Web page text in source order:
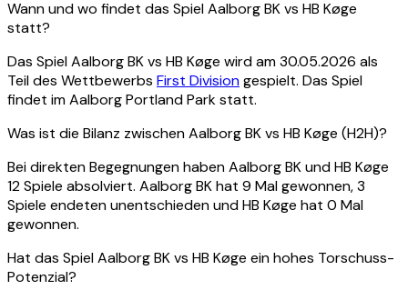
Wann und wo findet das Spiel Aalborg BK vs HB Køge
statt?
Das Spiel Aalborg BK vs HB Køge wird am 30.05.2026 als
Teil des Wettbewerbs First Divisiongespielt. Das Spiel
findet im Aalborg Portland Park statt.
Was ist die Bilanz zwischen Aalborg BK vs HB Køge (H2H)?
Bei direkten Begegnungen haben Aalborg BK und HB Køge
12 Spiele absolviert. Aalborg BK hat 9 Mal gewonnen, 3
Spiele endeten unentschieden und HB Køge hat 0 Mal
gewonnen.
Hat das Spiel Aalborg BK vs HB Køge ein hohes Torschuss-
Potenzial?